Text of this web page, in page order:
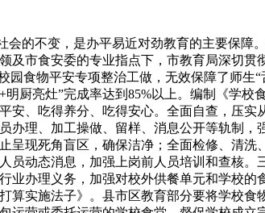
不变，是办平易近对劲教育的主要保障
市食安委的专业指点下，市教育局深切
食物平安专项整治工做，无效保障了师生
厨亮灶”完成率达到85%以上。编制《学
、吃得养分、吃得安心。全面自查，压实
理、加工操做、留样、消息公开等轨制，
现死角盲区，确保洁净；全面检修、清
动态消息，加强上岗前人员培训和查核。
办理义务，加强对校外供餐单元和学校
实施法子》。县市区教育部分要将学校